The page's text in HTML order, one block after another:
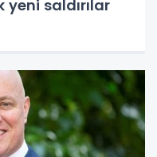
yeni saldırılar